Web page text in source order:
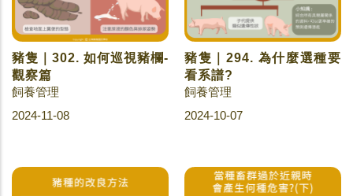
豬隻｜302. 如何巡視豬欄-
觀察篇
飼養管理
2024-11-08
豬隻｜294. 為什麼選種要
看系譜?
飼養管理
2024-10-07